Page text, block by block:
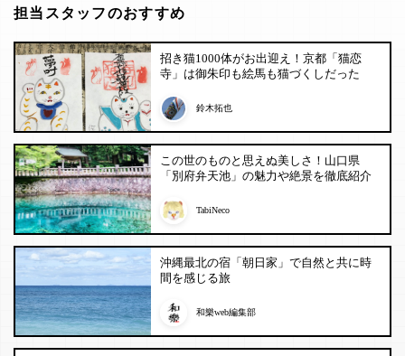
担当スタッフのおすすめ
招き猫1000体がお出迎え！京都「猫恋
寺」は御朱印も絵馬も猫づくしだった
鈴木拓也
この世のものと思えぬ美しさ！山口県
「別府弁天池」の魅力や絶景を徹底紹介
TabiNeco
沖縄最北の宿「朝日家」で自然と共に時
間を感じる旅
和樂web編集部